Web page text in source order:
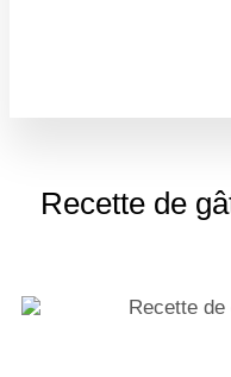
Recette de